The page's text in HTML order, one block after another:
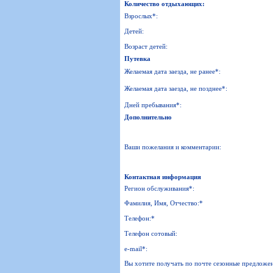
Количество отдыхающих:
Взрослых*:
Детей:
Возраст детей:
Путевка
Желаемая дата заезда, не ранее*:
Желаемая дата заезда, не позднее*:
Дней пребывания*:
Дополнительно
Ваши пожелания и комментарии:
Контактная информация
Регион обслуживания*:
Фамилия, Имя, Отчество:*
Телефон:*
Телефон сотовый:
e-mail*:
Вы хотите получать по почте сезонные